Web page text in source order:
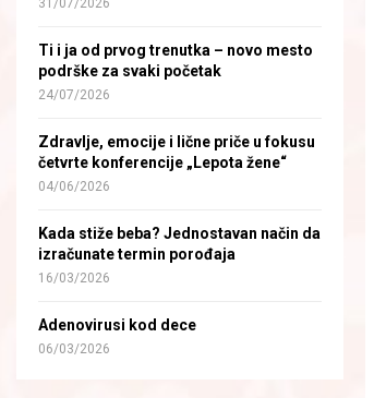
31/07/2026
Ti i ja od prvog trenutka – novo mesto
podrške za svaki početak
24/07/2026
Zdravlje, emocije i lične priče u fokusu
četvrte konferencije „Lepota žene“
04/06/2026
Kada stiže beba? Jednostavan način da
izračunate termin porođaja
16/03/2026
Adenovirusi kod dece
06/03/2026